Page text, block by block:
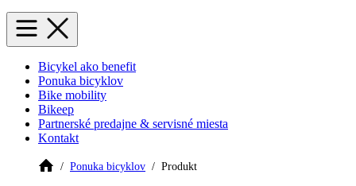
Bicykel ako benefit
Ponuka bicyklov
Bike mobility
Bikeep
Partnerské predajne & servisné miesta
Kontakt
Ponuka bicyklov Produkt